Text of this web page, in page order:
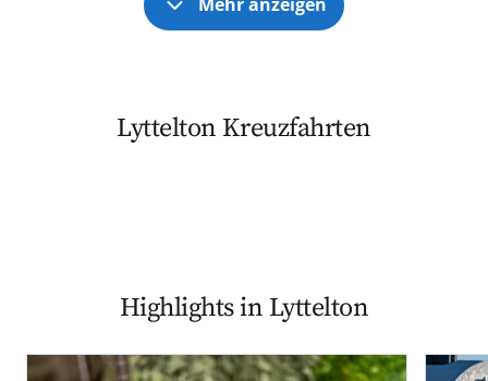
Lyttelton Kreuzfahrten
Highlights in Lyttelton